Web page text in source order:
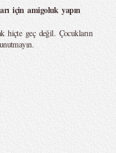
için amigoluk yapın
hiçte geç değil. Çocukların